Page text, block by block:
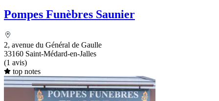
Pompes Funèbres Saunier
2, avenue du Général de Gaulle
33160 Saint-Médard-en-Jalles
(1 avis)
top notes